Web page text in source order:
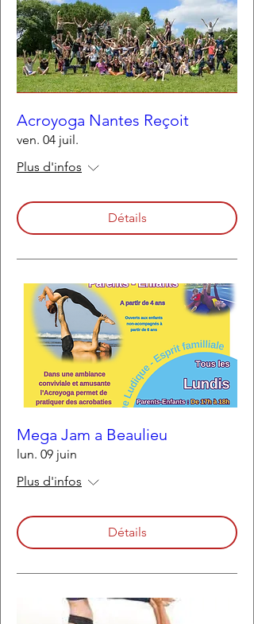
Acroyoga Nantes Reçoit
ven. 04 juil.
Plus d'infos
Détails
Mega Jam a Beaulieu
lun. 09 juin
Plus d'infos
Détails